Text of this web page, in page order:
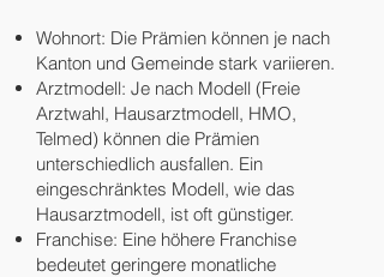
Wohnort: Die Prämien können je nach
Kanton und Gemeinde stark variieren.
Arztmodell: Je nach Modell (Freie
Arztwahl, Hausarztmodell, HMO,
Telmed) können die Prämien
unterschiedlich ausfallen. Ein
eingeschränktes Modell, wie das
Hausarztmodell, ist oft günstiger.
Franchise: Eine höhere Franchise
bedeutet geringere monatliche